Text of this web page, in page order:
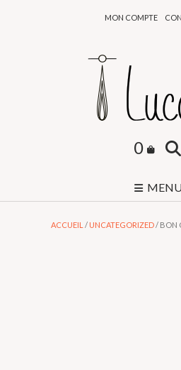
MON COMPTE
0
ACCUEIL / UNCATEGORIZED/ BON